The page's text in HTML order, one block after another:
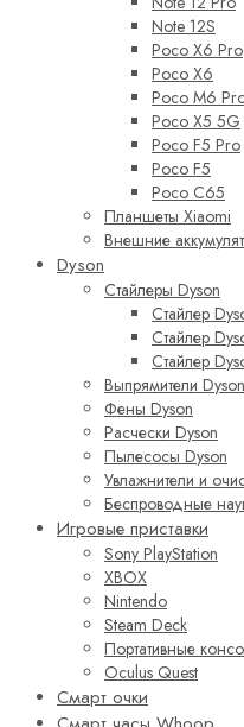
Note 12S
Poco X6 Pro
Poco X6
Poco M6
Poco X5 5G
Poco F5 Pro
Poco F5
Poco C65
Планшеты Xiaomi
Внешние
Dyson
Стайлеры Dyson
Стайлер
Стайлер
Стайлер
Выпрямители Dyson
Фены Dyson
Расчески Dyson
Пылесосы Dyson
Увлажнители и
Беспроводные
Игровые приставки
Sony PlayStation
XBOX
Nintendo
Steam Deck
Портативные
Oculus Quest
Смарт очки